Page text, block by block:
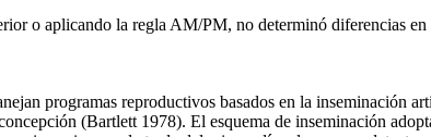
o aplicando la regla AM/PM, no determinó diferencias
programas reproductivos basados en la inseminación
(Bartlett 1978). El esquema de inseminación